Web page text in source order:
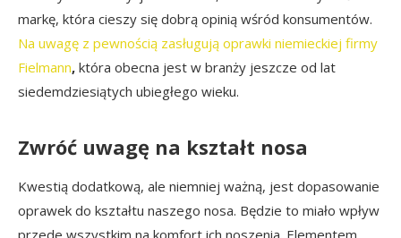
markę, która cieszy się dobrą opinią wśród konsumentów.
Na uwagę z pewnością zasługują oprawki niemieckiej firmy
Fielmann, która obecna jest w branży jeszcze od lat
siedemdziesiątych ubiegłego wieku.
Zwróć uwagę na kształt nosa
Kwestią dodatkową, ale niemniej ważną, jest dopasowanie
oprawek do kształtu naszego nosa. Będzie to miało wpływ
przede wszystkim na komfort ich noszenia. Elementem